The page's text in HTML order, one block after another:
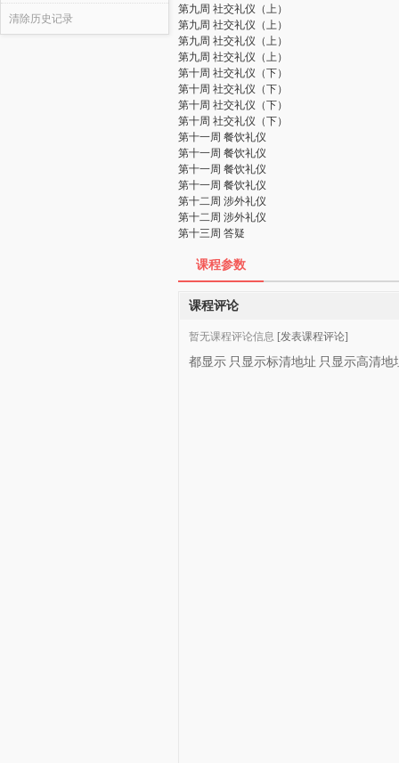
清除历史记录
第九周 社交礼仪（上）
第九周 社交礼仪（上）
第九周 社交礼仪（上）
第九周 社交礼仪（上）
第十周 社交礼仪（下）
第十周 社交礼仪（下）
第十周 社交礼仪（下）
第十周 社交礼仪（下）
第十一周 餐饮礼仪
第十一周 餐饮礼仪
第十一周 餐饮礼仪
第十一周 餐饮礼仪
第十二周 涉外礼仪
第十二周 涉外礼仪
第十三周 答疑
课程参数
课程评论
暂无课程评论信息 [发表课程评论]
都显示 只显示标清地址 只显示高清地